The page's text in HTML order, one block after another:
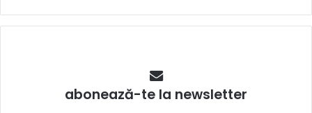
abonează-te la newsletter